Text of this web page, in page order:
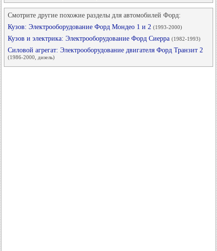
Смотрите другие похожие разделы для автомобилей Форд:
Кузов: Электрооборудование Форд Мондео 1 и 2 (1993-2000)
Кузов и электрика: Электрооборудование Форд Сиерра (1982-1993)
Силовой агрегат: Электрооборудование двигателя Форд Транзит 2
(1986-2000, дизель)